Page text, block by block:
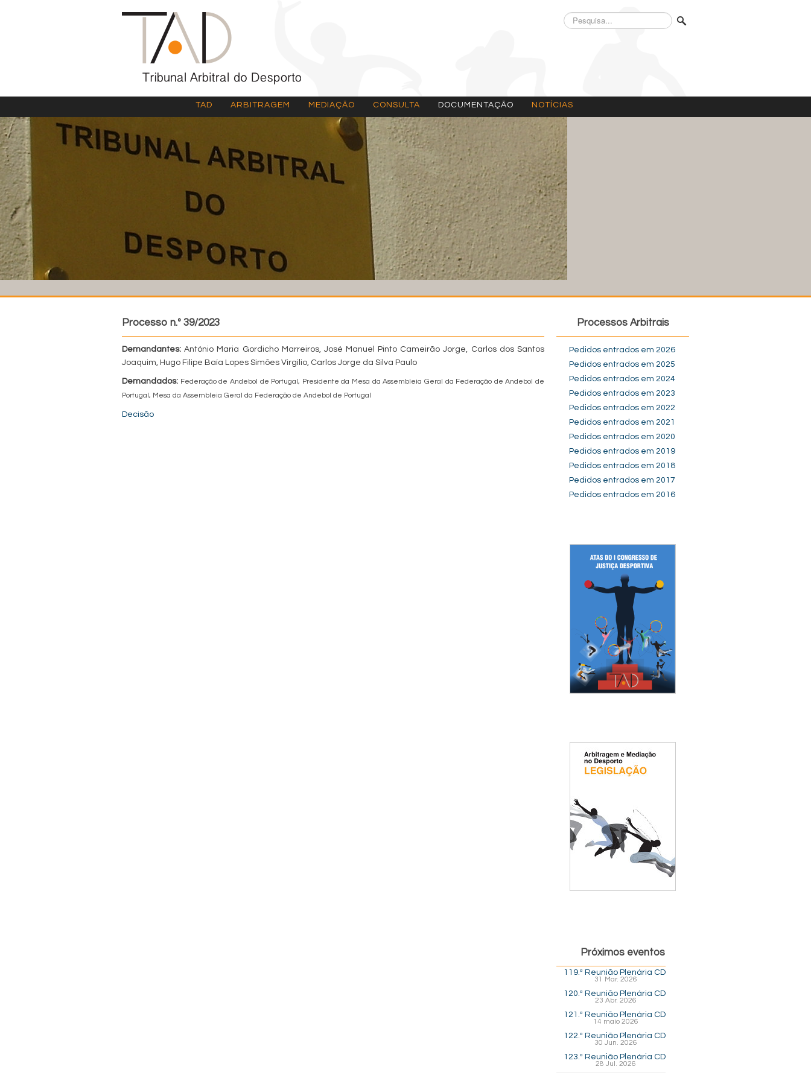
Pesquisa...
TAD ARBITRAGEM MEDIAÇÃO CONSULTA DOCUMENTAÇÃO NOTÍCIAS
Processo n.º 39/2023
Demandantes: António Maria Gordicho Marreiros, José Manuel Pinto Cameirão Jorge, Carlos dos Santos
Joaquim, Hugo Filipe Baía Lopes Simões Virgilio, Carlos Jorge da Silva Paulo
Demandados: Federação de Andebol de Portugal, Presidente da Mesa da Assembleia Geral da Federação de Andebol de
Portugal, Mesa da Assembleia Geral da Federação de Andebol de Portugal
Decisão
Processos Arbitrais
Pedidos entrados em 2026
Pedidos entrados em 2025
Pedidos entrados em 2024
Pedidos entrados em 2023
Pedidos entrados em 2022
Pedidos entrados em 2021
Pedidos entrados em 2020
Pedidos entrados em 2019
Pedidos entrados em 2018
Pedidos entrados em 2017
Pedidos entrados em 2016
Próximos eventos
119.ª Reunião Plenária CD
31 Mar. 2026
120.ª Reunião Plenária CD
23 Abr. 2026
121.ª Reunião Plenária CD
14 maio 2026
122.ª Reunião Plenária CD
30 Jun. 2026
123.ª Reunião Plenária CD
28 Jul. 2026